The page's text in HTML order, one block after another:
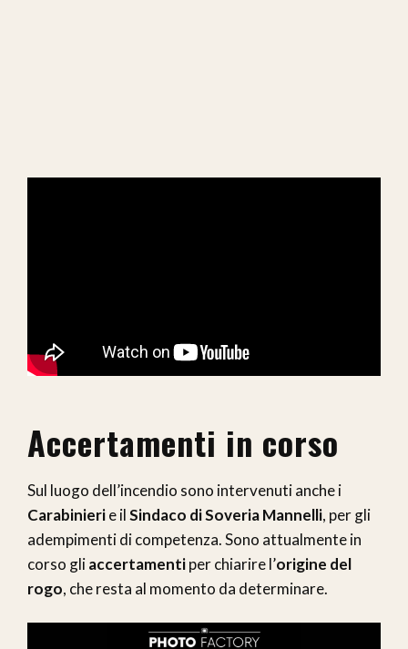
Accertamenti in corso
Sul luogo dell’incendio sono intervenuti anche i
Carabinierie ilSindaco di Soveria Mannelli, per gli
adempimenti di competenza. Sono attualmente in
corso gliaccertamentiper chiarire l’origine del
rogo, che resta al momento da determinare.